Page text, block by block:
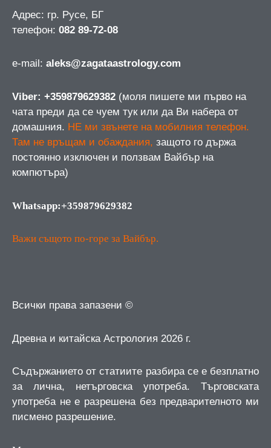
Адрес: гр. Русе, БГ
телефон: 082 89-72-08
е-mail: aleks@zagataastrology.com
Viber: +359879629382 (моля пишете ми първо на
чата преди да се чуем тук или да Ви набера от
домашния. НЕ ми звънете на мобилния телефон.
Там не връщам и обаждания, защото го държа
постоянно изключен и ползвам Вайбър на
компютъра)
Whatsapp:+359879629382
Важи същото по-горе за Вайбър.
Всички права запазени ©
Древна и китайска Астрология 2026 г.
Съдържанието от статиите разбира се е безплатно
за лична, нетърговска употреба.
Търговската
употреба не е разрешена без предварителното ми
писмено разрешение.